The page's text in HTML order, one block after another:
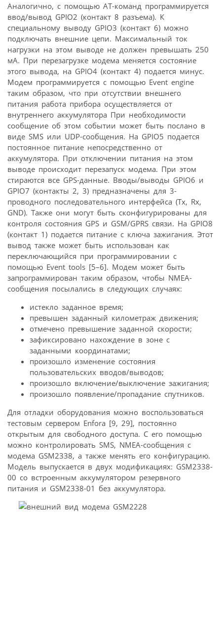
Аналогично, с помощью АТ-команд программируется
ввод/вывод GPIO2 (контакт 8 разъема). К
специальному выводу GPIO3 (контакт 6) можно
подключать внешние цепи. Максимальный ток
нагрузки на этом выводе не должен превышать 250
мА. При перезагрузке модема меняется состояние
этого вывода, на GPIO4 (контакт 4) подается минус.
Модем программируется с помощью Event engine
таким образом, что при отсутствии внешнего
питания работа прибора осуществляется от
внутреннего аккумулятора При необходимости
сообщение об этом событии может быть послано в
виде SMS или UDP-сообщения. На GPIO5 подается
постоянное питание непосредственно от
аккумулятора. При отключении питания на этом
выводе происходит перезапуск модема. При этом
стираются все GPS-данные. Вводы/выводы GPIO6 и
GPIO7 (контакты 2, 3) предназначены для 3-
проводного последовательного интерфейса (Tx, Rx,
GND). Также они могут быть сконфигурированы для
контроля состояния GPS и GSM/GPRS связи. На GPIO8
(контакт 1) подается питание с ключа зажигания. Этот
вывод также может быть использован как
переключающийся при программировании с
помощью Event tools [5–6]. Модем может быть
запрограммирован таким образом, чтобы NMEA-
сообщения посылались в следующих случаях:
истекло заданное время;
превышен заданный километраж движения;
отмечено превышение заданной скорости;
зафиксировано нахождение в зоне с
заданными координатами;
произошло изменение состояния
пользовательских вводов/выводов;
произошло включение/выключение зажигания;
произошло появление/пропадание спутников.
Для отладки оборудования можно воспользоваться
тестовым сервером Enfora [9, 29], постоянно
открытым для свободного доступа. С его помощью
можно контролировать SMS, NMEA-сообщения с
модема GSM2338, а также менять его конфигурацию.
Модель выпускается в двух модификациях: GSM2338-
00 со встроенным аккумулятором резервного
питания и GSM2338-01 без аккумулятора.